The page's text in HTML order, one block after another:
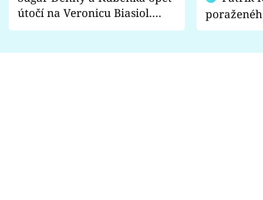
útočí na Veronicu Biasiol.
Proč je podle nich falešná a
fanoušci